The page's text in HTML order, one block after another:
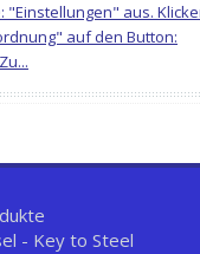
"Einstellungen" aus.
auf den Button:
- Key to Steel